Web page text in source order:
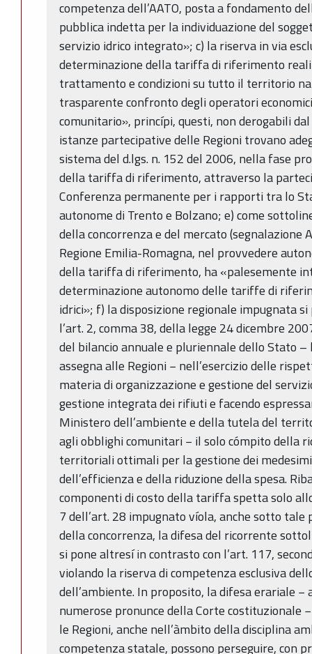
competenza dell’AATO, posta a fondamento
pubblica indetta per la individuazione del
servizio idrico integrato»; c) la riserva in via
determinazione della tariffa di riferimento
trattamento e condizioni su tutto il territorio
trasparente confronto degli operatori
comunitario», princípi, questi, non derogabili
istanze partecipative delle Regioni trovano
sistema del d.lgs. n. 152 del 2006, nella fase
della tariffa di riferimento, attraverso la
Conferenza permanente per i rapporti tra lo
autonome di Trento e Bolzano; e) come
della concorrenza e del mercato (segnalazione
Regione Emilia-Romagna, nel provvedere
della tariffa di riferimento, ha «palesemente
determinazione autonomo delle tariffe di
idrici»; f) la disposizione regionale impugnata
l’art. 2, comma 38, della legge 24 dicembre
del bilancio annuale e pluriennale dello Stato
assegna alle Regioni − nell’esercizio delle
materia di organizzazione e gestione del
gestione integrata dei rifiuti e facendo
Ministero dell’ambiente e della tutela del
agli obblighi comunitari − il solo cómpito della
territoriali ottimali per la gestione dei
dell’efficienza e della riduzione della spesa.
componenti di costo della tariffa spetta solo
7 dell’art. 28 impugnato víola, anche sotto
della concorrenza, la difesa del ricorrente
si pone altresí in contrasto con l’art. 117,
violando la riserva di competenza esclusiva
dell’ambiente. In proposito, la difesa erariale
numerose pronunce della Corte costituzionale
le Regioni, anche nell’àmbito della disciplina
competenza statale, possono perseguire, con